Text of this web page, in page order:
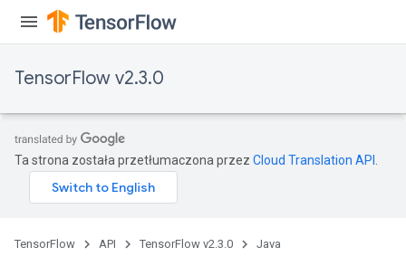
TensorFlow v2.3.0
Ta strona została przetłumaczona przez Cloud Translation API
TensorFlow API TensorFlow v2.3.0 Java